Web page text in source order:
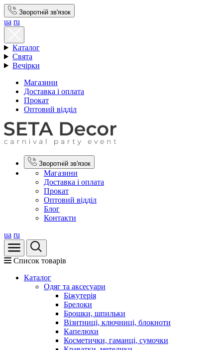
Зворотній зв'язок
ua ru
Каталог
Свята
Вечірки
Магазини
Доставка і оплата
Прокат
Оптовий відділ
Зворотній зв'язок
Магазини
Доставка і оплата
Прокат
Оптовий відділ
Блог
Контакти
ua ru
Список товарів
Каталог
Oдяг та аксесуари
Біжутерія
Брелоки
Брошки, шпильки
Візитниці, ключниці, блокноти
Капелюхи
Косметички, гаманці, сумочки